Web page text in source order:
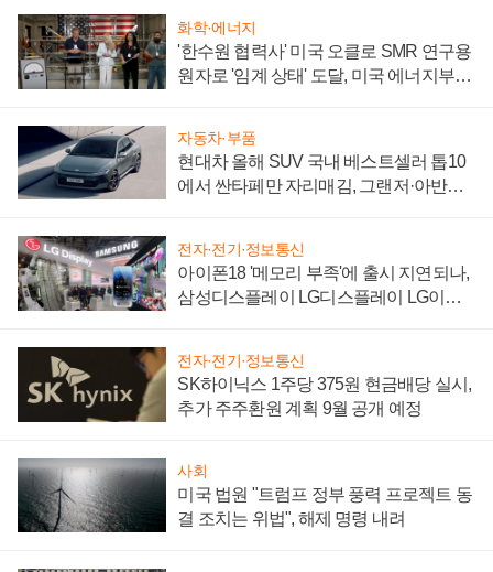
화학·에너지
'한수원 협력사' 미국 오클로 SMR 연구용
원자로 '임계 상태' 도달, 미국 에너지부
자동차·부품
현대차 올해 SUV 국내 베스트셀러 톱10
에서 싼타페만 자리매김, 그랜저·아반떼
전자·전기·정보통신
아이폰18 '메모리 부족'에 출시 지연되나,
삼성디스플레이 LG디스플레이 LG이노
전자·전기·정보통신
SK하이닉스 1주당 375원 현금배당 실시,
추가 주주환원 계획 9월 공개 예정
사회
미국 법원 "트럼프 정부 풍력 프로젝트 동
결 조치는 위법", 해제 명령 내려